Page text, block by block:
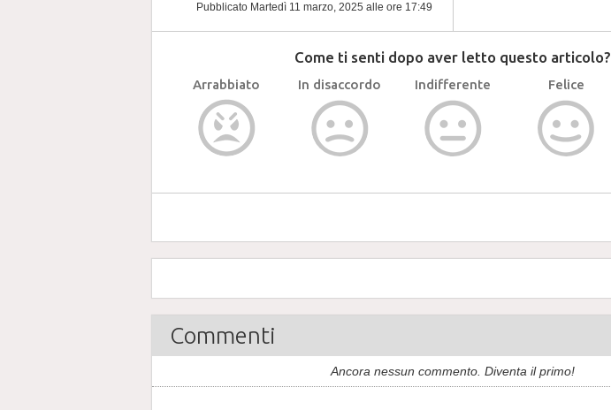
Pubblicato Martedì 11 marzo, 2025 alle ore 17:49
Come ti senti dopo aver letto questo articolo?
Arrabbiato In disaccordo Indifferente Felice
Commenti
Ancora nessun commento. Diventa il primo!